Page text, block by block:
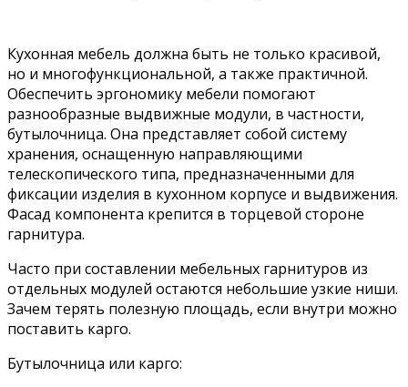
Кухонная мебель должна быть не только красивой,
но и многофункциональной, а также практичной.
Обеспечить эргономику мебели помогают
разнообразные выдвижные модули, в частности,
бутылочница. Она представляет собой систему
хранения, оснащенную направляющими
телескопического типа, предназначенными для
фиксации изделия в кухонном корпусе и выдвижения.
Фасад компонента крепится в торцевой стороне
гарнитура.
Часто при составлении мебельных гарнитуров из
отдельных модулей остаются небольшие узкие ниши.
Зачем терять полезную площадь, если внутри можно
поставить карго.
Бутылочница или карго: